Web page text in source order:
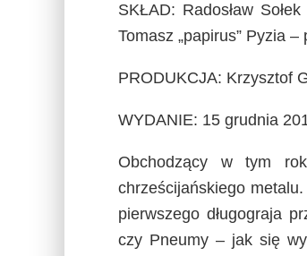
SKŁAD: Radosław
Tomasz „papirus” Pyzia
PRODUKCJA: Krzysztof
WYDANIE: 15 grudnia
Obchodzący w tym
chrześcijańskiego
pierwszego długograja
czy Pneumy – jak się